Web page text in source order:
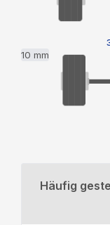
10 mm
Häufig